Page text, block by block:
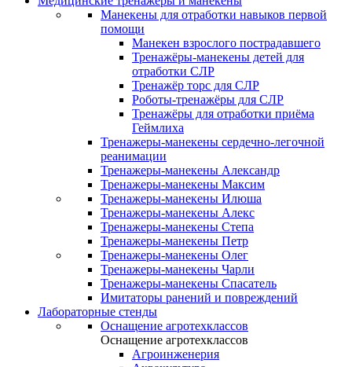
Манекены для отработки навыков первой
помощи
Манекен взрослого пострадавшего
Тренажёры-манекены детей для
отработки СЛР
Тренажёр торс для СЛР
Роботы-тренажёры для СЛР
Тренажёры для отработки приёма
Геймлиха
Тренажеры-манекены сердечно-легочной
реанимации
Тренажеры-манекены Александр
Тренажеры-манекены Максим
Тренажеры-манекены Илюша
Тренажеры-манекены Алекс
Тренажеры-манекены Степа
Тренажеры-манекены Петр
Тренажеры-манекены Олег
Тренажеры-манекены Чарли
Тренажеры-манекены Спасатель
Имитаторы ранений и повреждений
Лабораторные стенды
Оснащение агротехклассов
Оснащение агротехклассов
Агроинженерия